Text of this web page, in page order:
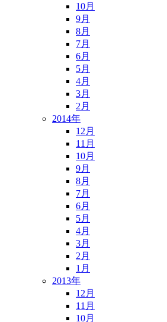
10月
9月
8月
7月
6月
5月
4月
3月
2月
2014年
12月
11月
10月
9月
8月
7月
6月
5月
4月
3月
2月
1月
2013年
12月
11月
10月